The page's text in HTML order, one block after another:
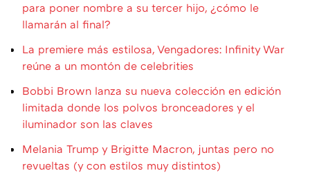
para poner nombre a su tercer hijo, ¿cómo le
llamarán al final?
La premiere más estilosa, Vengadores: Infinity War
reúne a un montón de celebrities
Bobbi Brown lanza su nueva colección en edición
limitada donde los polvos bronceadores y el
iluminador son las claves
Melania Trump y Brigitte Macron, juntas pero no
revueltas (y con estilos muy distintos)